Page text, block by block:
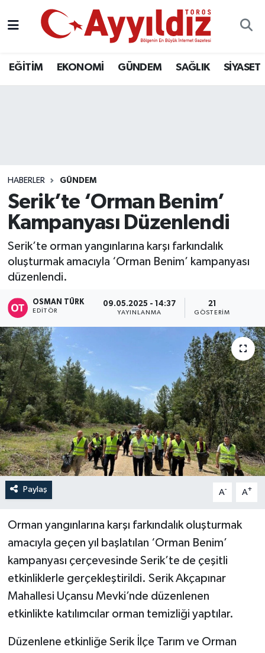
EĞİTİM EKONOMİ GÜNDEM SAĞLIK SİYASET
HABERLER GÜNDEM
Serik’te ‘Orman Benim’
Kampanyası Düzenlendi
Serik’te orman yangınlarına karşı farkındalık
oluşturmak amacıyla ‘Orman Benim’ kampanyası
düzenlendi.
OSMAN TÜRK
EDITÖR
09.05.2025 - 14:37
YAYINLANMA
21
GÖSTERIM
Paylaş A- A+
Orman yangınlarına karşı farkındalık oluşturmak
amacıyla geçen yıl başlatılan ‘Orman Benim’
kampanyası çerçevesinde Serik’te de çeşitli
etkinliklerle gerçekleştirildi. Serik Akçapınar
Mahallesi Uçansu Mevki’nde düzenlenen
etkinlikte katılımcılar orman temizliği yaptılar.
Düzenlene etkinliğe Serik İlçe Tarım ve Orman